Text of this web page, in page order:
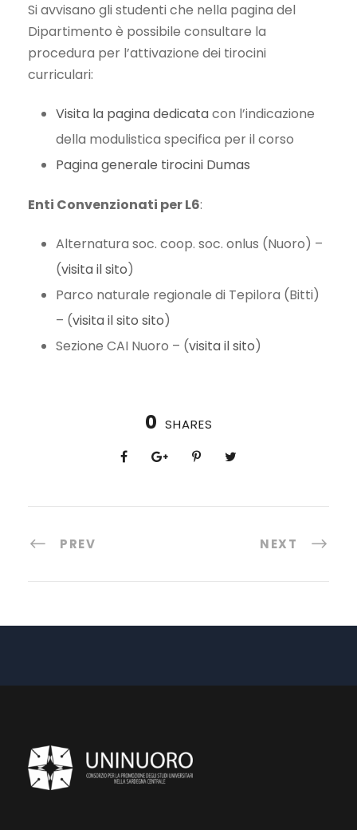
Si avvisano gli studenti che nella pagina del
Dipartimento è possibile consultare la
procedura per l’attivazione dei tirocini
curriculari:
Visita la pagina dedicatacon l’indicazione
della modulistica specifica per il corso
Pagina generale tirocini Dumas
Enti Convenzionati per L6:
Alternatura soc. coop. soc. onlus (Nuoro) –
(visita il sito)
Parco naturale regionale di Tepilora (Bitti)
– (visita il sito sito)
Sezione CAI Nuoro – (visita il sito)
0 SHARES
PREV NEXT